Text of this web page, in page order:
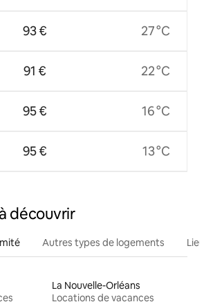
93 €
91 €
95 €
95 €
27 °C
22 °C
16 °C
13 °C
découvrir
Autres types de logements
La Nouvelle-Orléans
Locations de vacances